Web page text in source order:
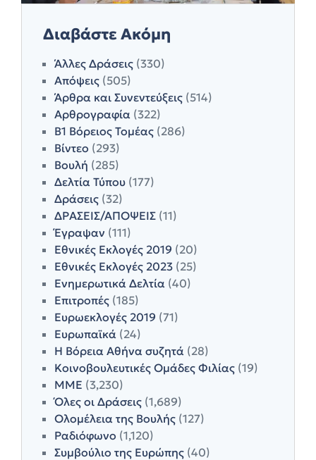
Διαβάστε Ακόμη
Άλλες Δράσεις (330)
Απόψεις (505)
Άρθρα και Συνεντεύξεις (514)
Αρθρογραφία (322)
Β1 Βόρειος Τομέας (286)
Βίντεο (293)
Βουλή (285)
Δελτία Τύπου (177)
Δράσεις (32)
ΔΡΑΣΕΙΣ/ΑΠΟΨΕΙΣ (11)
Έγραψαν (111)
Εθνικές Εκλογές 2019 (20)
Εθνικές Εκλογές 2023 (25)
Ενημερωτικά Δελτία (40)
Επιτροπές (185)
Ευρωεκλογές 2019 (71)
Ευρωπαϊκά (24)
Η Βόρεια Αθήνα συζητά (28)
Κοινοβουλευτικές Ομάδες Φιλίας (19)
ΜΜΕ (3,230)
Όλες οι Δράσεις (1,689)
Ολομέλεια της Βουλής (127)
Ραδιόφωνο (1,120)
Συμβούλιο της Ευρώπης (40)